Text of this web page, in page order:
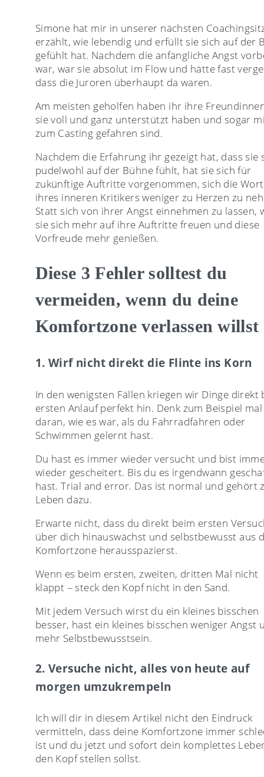
Simone hat mir in unserer nächsten
erzählt, wie lebendig und erfüllt sie sich auf der
gefühlt hat. Nachdem die anfängliche Angst
war, war sie absolut im Flow und hätte fast
dass die Juroren überhaupt da waren.
Am meisten geholfen haben ihr ihre
sie voll und ganz unterstützt haben und sogar
zum Casting gefahren sind.
Nachdem die Erfahrung ihr gezeigt hat, dass sie
pudelwohl auf der Bühne fühlt, hat sie sich für
zukünftige Auftritte vorgenommen, sich die
ihres inneren Kritikers weniger zu Herzen zu
Statt sich von ihrer Angst einnehmen zu lassen,
sie sich mehr auf ihre Auftritte freuen und diese
Vorfreude mehr genießen.
Diese 3 Fehler solltest du
vermeiden, wenn du deine
Komfortzone verlassen willst
1. Wirf nicht direkt die Flinte ins Korn
In den wenigsten Fällen kriegen wir Dinge direkt
ersten Anlauf perfekt hin. Denk zum Beispiel mal
daran, wie es war, als du Fahrradfahren oder
Schwimmen gelernt hast.
Du hast es immer wieder versucht und bist
wieder gescheitert. Bis du es irgendwann
hast. Trial and error. Das ist normal und gehört
Leben dazu.
Erwarte nicht, dass du direkt beim ersten
über dich hinauswächst und selbstbewusst aus
Komfortzone herausspazierst.
Wenn es beim ersten, zweiten, dritten Mal nicht
klappt – steck den Kopf nicht in den Sand.
Mit jedem Versuch wirst du ein kleines bisschen
besser, hast ein kleines bisschen weniger Angst
mehr Selbstbewusstsein.
2. Versuche nicht, alles von heute auf
morgen umzukrempeln
Ich will dir in diesem Artikel nicht den Eindruck
vermitteln, dass deine Komfortzone immer
ist und du jetzt und sofort dein komplettes
den Kopf stellen sollst.